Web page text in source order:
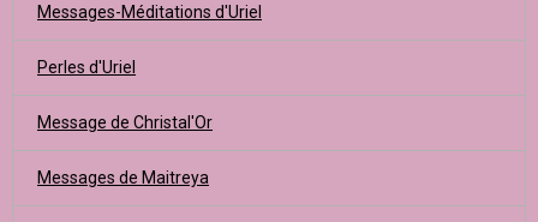
Messages-Méditations d'Uriel
Perles d'Uriel
Message de Christal'Or
Messages de Maitreya